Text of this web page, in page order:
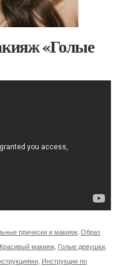
«Голые
прически и макияж Образ
Красивый макияж Голые девушки
Инструкции по